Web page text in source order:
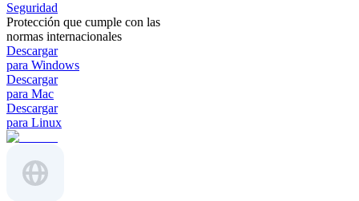
Seguridad
Protección que cumple con las
normas internacionales
Descargar
para Windows
Descargar
para Mac
Descargar
para Linux